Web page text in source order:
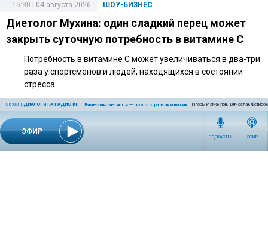
ЭФИР
06:03 | ДИАЛОГИ НА РАДИО КП Вячеслав Фетисов — про спорт и экологию Игорь Измайлов, Вячеслав Фетисов
ПОДКАСТЫ ЭФИР
ШОУ-БИЗНЕС
15:30 | 04 августа 2026
Диетолог Мухина: один сладкий перец может
закрыть суточную потребность в витамине C
Потребность в витамине C может увеличиваться в два-три
раза у спортсменов и людей, находящихся в состоянии
стресса.
14:40 | 27 июля 2026
Адвокат объяснил, какие риски связаны с